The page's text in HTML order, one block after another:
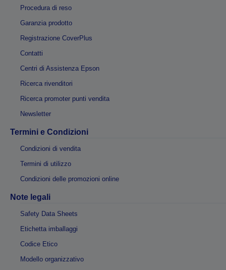
Procedura di reso
Garanzia prodotto
Registrazione CoverPlus
Contatti
Centri di Assistenza Epson
Ricerca rivenditori
Ricerca promoter punti vendita
Newsletter
Termini e Condizioni
Condizioni di vendita
Termini di utilizzo
Condizioni delle promozioni online
Note legali
Safety Data Sheets
Etichetta imballaggi
Codice Etico
Modello organizzativo